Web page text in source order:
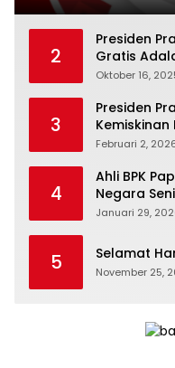
2
Presiden
Gratis
Depan
Oktober 16,
3
Presiden
Februari 2,
4
Ahli BPK
Negara
Januari 29,
5 Selamat
November 25,